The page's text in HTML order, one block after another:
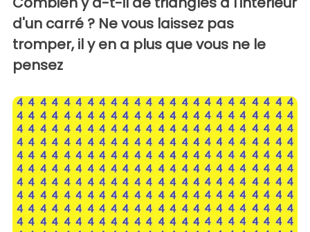
d'un carré ? Ne vous laissez pas
tromper, il y en a plus que vous ne le
pensez